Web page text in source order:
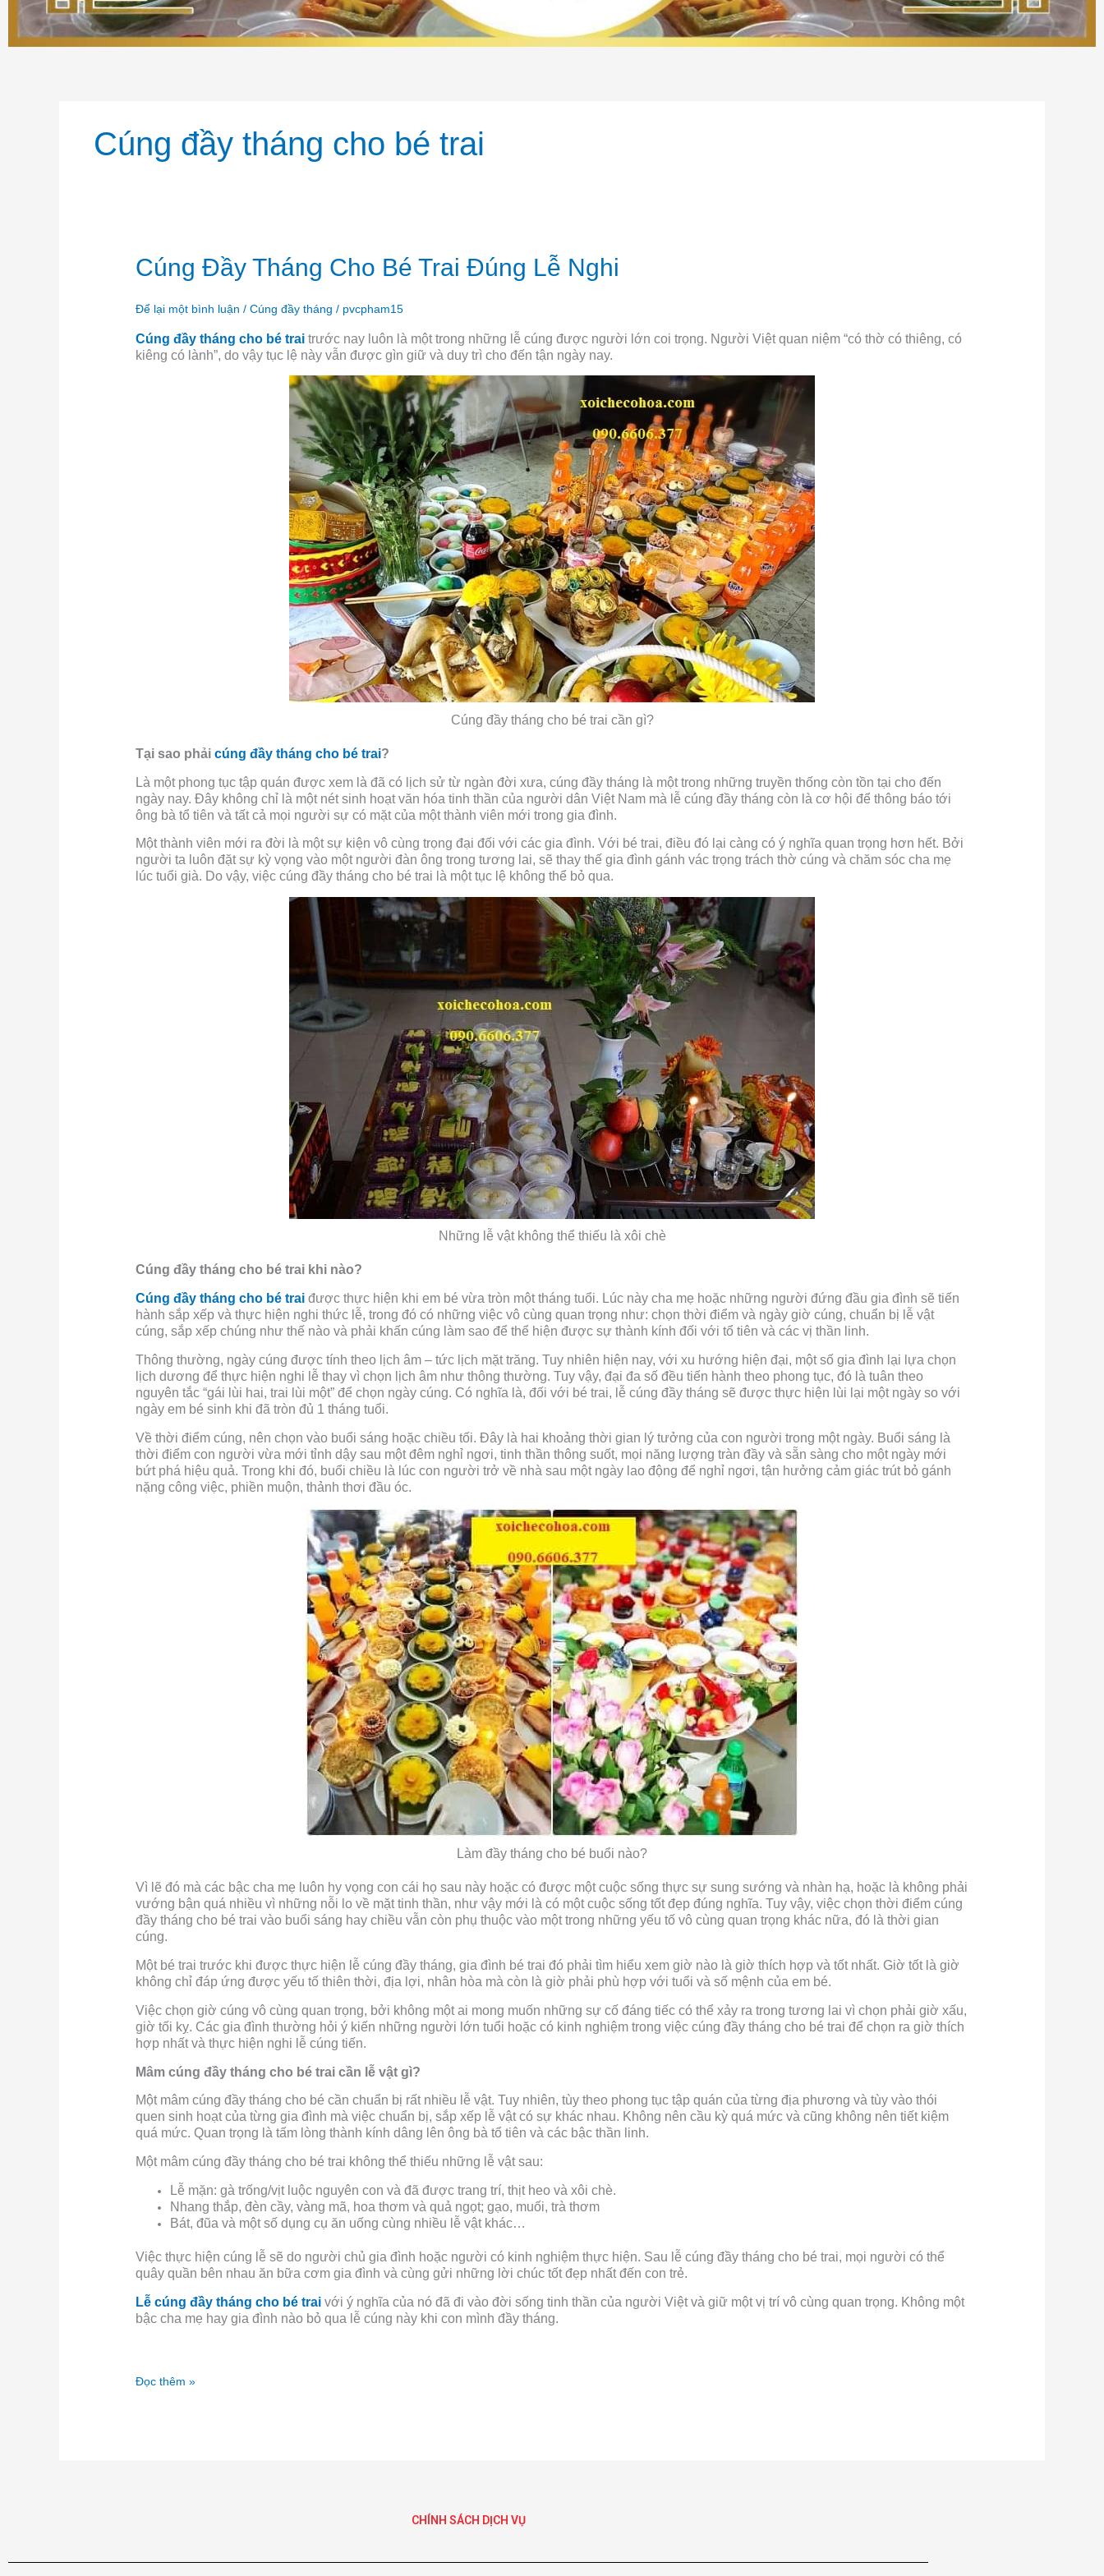
Cúng đầy tháng cho bé trai
Cúng Đầy Tháng Cho Bé Trai Đúng Lễ Nghi
Để lại một bình luận /Cúng đầy tháng / pvcpham15
Cúng đầy tháng cho bé trai trước nay luôn là một trong những lễ cúng được người lớn coi trọng. Người Việt quan niệm “có thờ có thiêng, có
kiêng có lành”, do vậy tục lệ này vẫn được gìn giữ và duy trì cho đến tận ngày nay.
Cúng đầy tháng cho bé trai cần gì?
Tại sao phảicúng đầy tháng cho bé trai?
Là một phong tục tập quán được xem là đã có lịch sử từ ngàn đời xưa, cúng đầy tháng là một trong những truyền thống còn tồn tại cho đến
ngày nay. Đây không chỉ là một nét sinh hoạt văn hóa tinh thần của người dân Việt Nam mà lễ cúng đầy tháng còn là cơ hội để thông báo tới
ông bà tổ tiên và tất cả mọi người sự có mặt của một thành viên mới trong gia đình.
Một thành viên mới ra đời là một sự kiện vô cùng trọng đại đối với các gia đình. Với bé trai, điều đó lại càng có ý nghĩa quan trọng hơn hết. Bởi
người ta luôn đặt sự kỳ vọng vào một người đàn ông trong tương lai, sẽ thay thế gia đình gánh vác trọng trách thờ cúng và chăm sóc cha mẹ
lúc tuổi già. Do vậy, việc cúng đầy tháng cho bé trai là một tục lệ không thể bỏ qua.
Những lễ vật không thể thiếu là xôi chè
Cúng đầy tháng cho bé trai khi nào?
Cúng đầy tháng cho bé trai được thực hiện khi em bé vừa tròn một tháng tuổi. Lúc này cha mẹ hoặc những người đứng đầu gia đình sẽ tiến
hành sắp xếp và thực hiện nghi thức lễ, trong đó có những việc vô cùng quan trọng như: chọn thời điểm và ngày giờ cúng, chuẩn bị lễ vật
cúng, sắp xếp chúng như thế nào và phải khấn cúng làm sao để thể hiện được sự thành kính đối với tổ tiên và các vị thần linh.
Thông thường, ngày cúng được tính theo lịch âm – tức lịch mặt trăng. Tuy nhiên hiện nay, với xu hướng hiện đại, một số gia đình lại lựa chọn
lịch dương để thực hiện nghi lễ thay vì chọn lịch âm như thông thường. Tuy vậy, đại đa số đều tiến hành theo phong tục, đó là tuân theo
nguyên tắc “gái lùi hai, trai lùi một” để chọn ngày cúng. Có nghĩa là, đối với bé trai, lễ cúng đầy tháng sẽ được thực hiện lùi lại một ngày so với
ngày em bé sinh khi đã tròn đủ 1 tháng tuổi.
Về thời điểm cúng, nên chọn vào buổi sáng hoặc chiều tối. Đây là hai khoảng thời gian lý tưởng của con người trong một ngày. Buổi sáng là
thời điểm con người vừa mới tỉnh dậy sau một đêm nghỉ ngơi, tinh thần thông suốt, mọi năng lượng tràn đầy và sẵn sàng cho một ngày mới
bứt phá hiệu quả. Trong khi đó, buổi chiều là lúc con người trở về nhà sau một ngày lao động để nghỉ ngơi, tận hưởng cảm giác trút bỏ gánh
nặng công việc, phiền muộn, thảnh thơi đầu óc.
Làm đầy tháng cho bé buổi nào?
Vì lẽ đó mà các bậc cha mẹ luôn hy vọng con cái họ sau này hoặc có được một cuộc sống thực sự sung sướng và nhàn hạ, hoặc là không phải
vướng bận quá nhiều vì những nỗi lo về mặt tinh thần, như vậy mới là có một cuộc sống tốt đẹp đúng nghĩa. Tuy vậy, việc chọn thời điểm cúng
đầy tháng cho bé trai vào buổi sáng hay chiều vẫn còn phụ thuộc vào một trong những yếu tố vô cùng quan trọng khác nữa, đó là thời gian
cúng.
Một bé trai trước khi được thực hiện lễ cúng đầy tháng, gia đình bé trai đó phải tìm hiểu xem giờ nào là giờ thích hợp và tốt nhất. Giờ tốt là giờ
không chỉ đáp ứng được yếu tố thiên thời, địa lợi, nhân hòa mà còn là giờ phải phù hợp với tuổi và số mệnh của em bé.
Việc chọn giờ cúng vô cùng quan trọng, bởi không một ai mong muốn những sự cố đáng tiếc có thể xảy ra trong tương lai vì chọn phải giờ xấu,
giờ tối kỵ. Các gia đình thường hỏi ý kiến những người lớn tuổi hoặc có kinh nghiệm trong việc cúng đầy tháng cho bé trai để chọn ra giờ thích
hợp nhất và thực hiện nghi lễ cúng tiến.
Mâm cúng đầy tháng cho bé trai cần lễ vật gì?
Một mâm cúng đầy tháng cho bé cần chuẩn bị rất nhiều lễ vật. Tuy nhiên, tùy theo phong tục tập quán của từng địa phương và tùy vào thói
quen sinh hoạt của từng gia đình mà việc chuẩn bị, sắp xếp lễ vật có sự khác nhau. Không nên cầu kỳ quá mức và cũng không nên tiết kiệm
quá mức. Quan trọng là tấm lòng thành kính dâng lên ông bà tổ tiên và các bậc thần linh.
Một mâm cúng đầy tháng cho bé trai không thể thiếu những lễ vật sau:
Lễ mặn: gà trống/vịt luộc nguyên con và đã được trang trí, thịt heo và xôi chè.
Nhang thắp, đèn cầy, vàng mã, hoa thơm và quả ngọt; gạo, muối, trà thơm
Bát, đũa và một số dụng cụ ăn uống cùng nhiều lễ vật khác…
Việc thực hiện cúng lễ sẽ do người chủ gia đình hoặc người có kinh nghiệm thực hiện. Sau lễ cúng đầy tháng cho bé trai, mọi người có thể
quây quần bên nhau ăn bữa cơm gia đình và cùng gửi những lời chúc tốt đẹp nhất đến con trẻ.
Lễ cúng đầy tháng cho bé trai với ý nghĩa của nó đã đi vào đời sống tinh thần của người Việt và giữ một vị trí vô cùng quan trọng. Không một
bậc cha mẹ hay gia đình nào bỏ qua lễ cúng này khi con mình đầy tháng.
Cúng
Đầy
Cho
Trai
Đúng
Đọc thêm »
CHÍNH SÁCH DỊCH VỤ